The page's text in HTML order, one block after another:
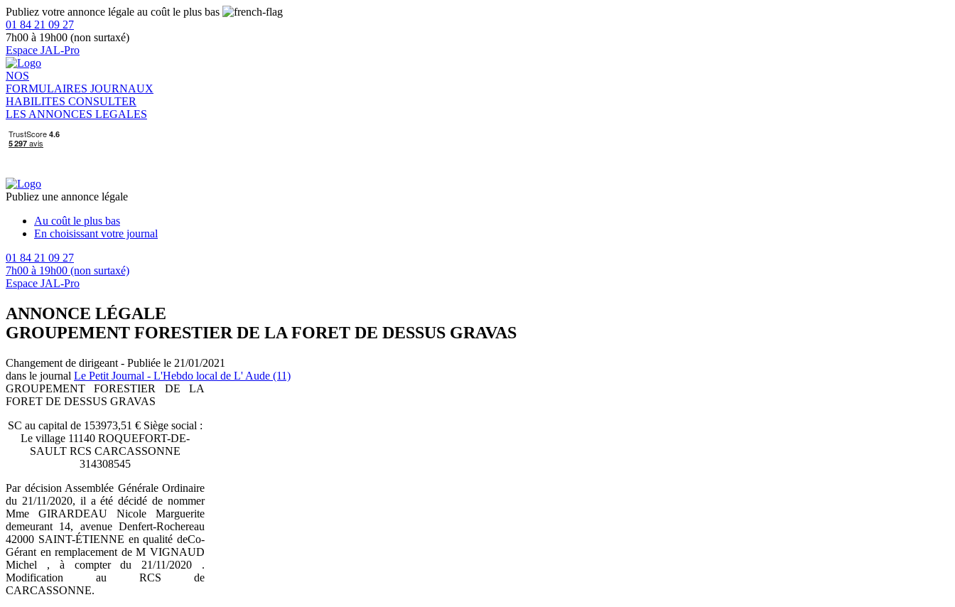
Publiez votre annonce légale au coût le plus bas
01 84 21 09 27
7h00 à 19h00 (non surtaxé)
Espace JAL-Pro
NOS
FORMULAIRES JOURNAUX
HABILITES CONSULTER
LES ANNONCES LEGALES
Publiez une annonce légale
Au coût le plus bas
En choisissant votre journal
01 84 21 09 27
7h00 à 19h00 (non surtaxé)
Espace JAL-Pro
ANNONCE LÉGALE
GROUPEMENT FORESTIER DE LA FORET DE DESSUS GRAVAS
Changement de dirigeant - Publiée le 21/01/2021
dans le journal Le Petit Journal - L'Hebdo local de L' Aude (11)
GROUPEMENT FORESTIER DE LA
FORET DE DESSUS GRAVAS
SC au capital de 153973,51 € Siège social :
Le village 11140 ROQUEFORT-DE-
SAULT RCS CARCASSONNE
314308545
Par décision Assemblée Générale Ordinaire
du 21/11/2020, il a été décidé de nommer
Mme GIRARDEAU Nicole Marguerite
demeurant 14, avenue Denfert-Rochereau
42000 SAINT-ÉTIENNE en qualité deCo-
Gérant en remplacement de M VIGNAUD
Michel , à compter du 21/11/2020 .
Modification au RCS de
CARCASSONNE.